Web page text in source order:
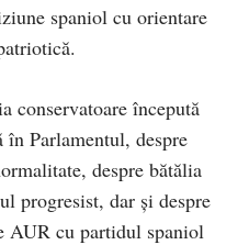
spaniol cu orientare
conservatoare începută
în Parlamentul, despre
despre bătălia
progresist, dar și despre
AUR cu partidul spaniol